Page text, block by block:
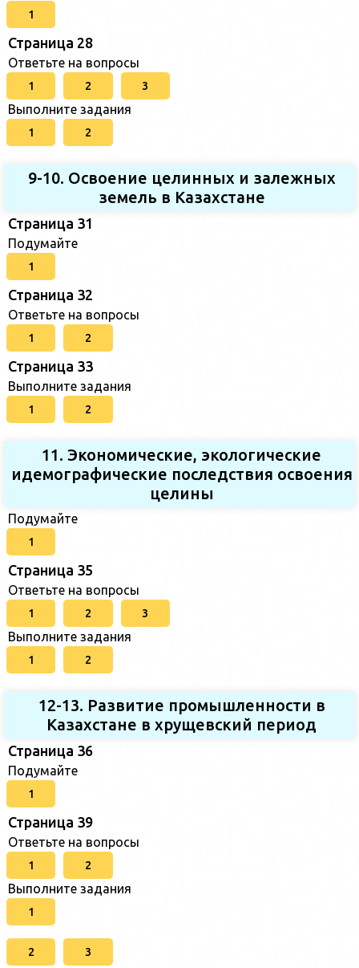
1
Страница 28
Ответьте на вопросы
1 2 3
Выполните задания
1 2
9-10. Освоение целинных и залежных
земель в Казахстане
Страница 31
Подумайте
1
Страница 32
Ответьте на вопросы
1 2
Страница 33
Выполните задания
1 2
11. Экономические, экологические
идемографические последствия освоения
целины
Подумайте
1
Страница 35
Ответьте на вопросы
1 2 3
Выполните задания
1 2
12-13. Развитие промышленности в
Казахстане в хрущевский период
Страница 36
Подумайте
1
Страница 39
Ответьте на вопросы
1 2
Выполните задания
1
2 3